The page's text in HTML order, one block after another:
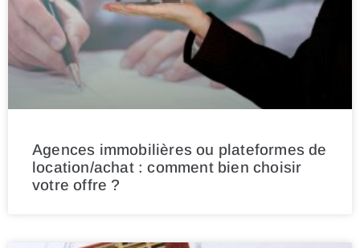
Agences immobilières ou plateformes de
location/achat : comment bien choisir
votre offre ?